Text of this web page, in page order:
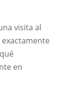
visita al
en